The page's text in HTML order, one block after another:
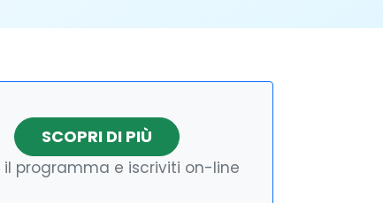
SCOPRI DI PIÙ
il programma e iscriviti on-line